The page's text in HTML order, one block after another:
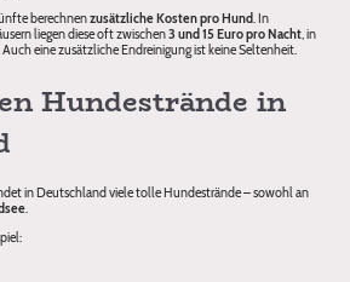
berechnenzusätzliche Kosten pro Hund. In
liegen diese oft zwischen3 und 15 Euro pro Nacht, in
eine zusätzliche Endreinigung ist keine Seltenheit.
Hundestrände in
in Deutschland viele tolle Hundestrände – sowohl an
.